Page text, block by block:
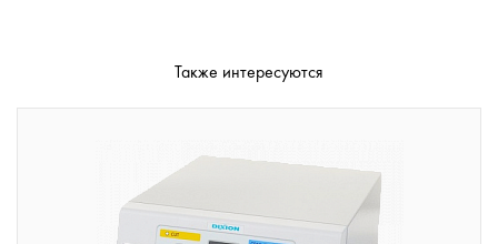
Также интересуются